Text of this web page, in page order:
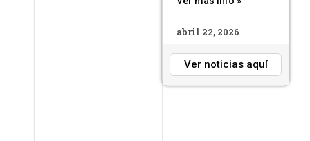
abril 22, 2026
Ver noticias aquí